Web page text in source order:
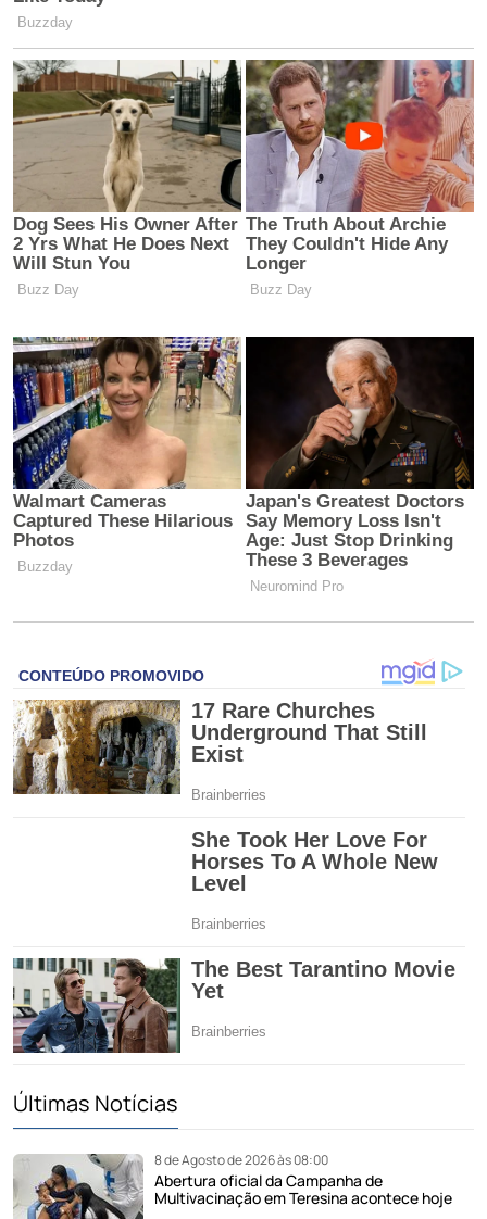
Últimas Notícias
8 de Agosto de 2026 às 08:00
Abertura oficial da Campanha de
Multivacinação em Teresina acontece hoje